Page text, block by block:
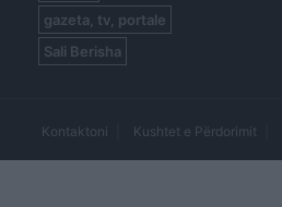
gazeta, tv, portale
Sali Berisha
Kontaktoni Kushtet e Përdorimit